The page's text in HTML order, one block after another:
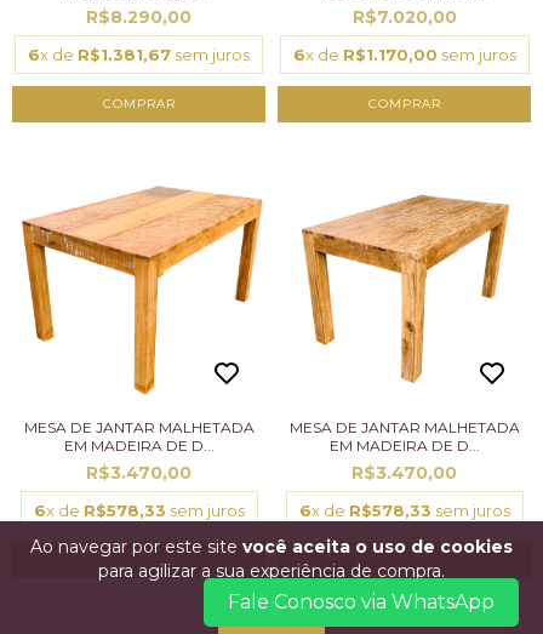
Ao navegar por este site você aceita o uso de cookies
para agilizar a sua experiência de compra.
R$8.290,00
6x de R$1.381,67 sem juros
R$7.020,00
6x de R$1.170,00 sem juros
MESA DE JANTAR MALHETADA
EM MADEIRA DE D...
R$3.470,00
6x de R$578,33 sem juros
MESA DE JANTAR MALHETADA
EM MADEIRA DE D...
R$3.470,00
6x de R$578,33 sem juros
Fale Conosco via WhatsApp